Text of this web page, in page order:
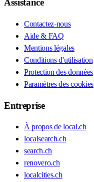
Assistance
Contactez-nous
Aide & FAQ
Mentions légales
Conditions d'utilisation
Protection des données
Paramètres des cookies
Entreprise
À propos de local.ch
localsearch.ch
search.ch
renovero.ch
localcities.ch